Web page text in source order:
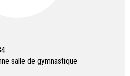
salle de gymnastique